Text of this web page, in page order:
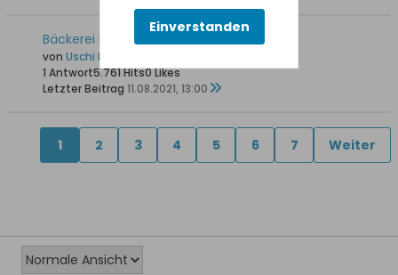
Bäckerei Edwin Weichert in Danzig-Ohra
von Uschi Danziger
1 Antwort5.761 Hits0 Likes
Letzter Beitrag 11.08.2021, 13:00
1 2 3 4 5 6 7 Weiter
Einverstanden